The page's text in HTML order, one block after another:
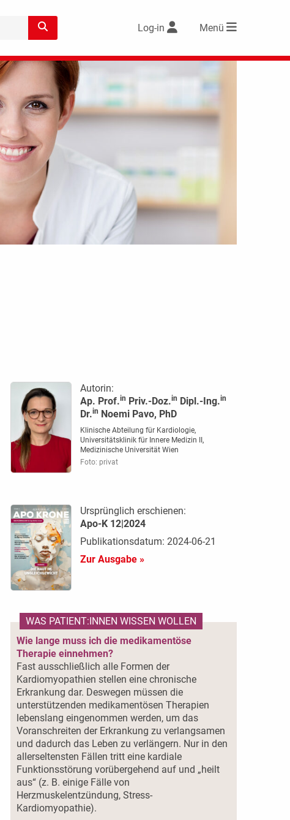
Log-in Menü
Autorin:
Ap. Prof.in Priv.-Doz.in Dipl.-Ing.in
Dr.in Noemi Pavo, PhD
Klinische Abteilung für Kardiologie,
Universitätsklinik für Innere Medizin II,
Medizinische Universität Wien
Foto: privat
Ursprünglich erschienen:
Apo-K 12|2024
Publikationsdatum: 2024-06-21
Zur Ausgabe »
WAS PATIENT:INNEN WISSEN WOLLEN
Wie lange muss ich die medikamentöse
Therapie einnehmen?
Fast ausschließlich alle Formen der
Kardiomyopathien stellen eine chronische
Erkrankung dar. Deswegen müssen die
unterstützenden medikamentösen Therapien
lebenslang eingenommen werden, um das
Voranschreiten der Erkrankung zu verlangsamen
und dadurch das Leben zu verlängern. Nur in den
allerseltensten Fällen tritt eine kardiale
Funktionsstörung vorübergehend auf und „heilt
aus“ (z. B. einige Fälle von
Herzmuskelentzündung, Stress-
Kardiomyopathie).